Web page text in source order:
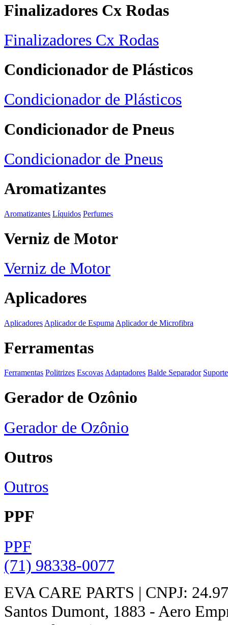
Finalizadores Cx Rodas
Finalizadores Cx Rodas
Condicionador de Plásticos
Condicionador de Plásticos
Condicionador de Pneus
Condicionador de Pneus
Aromatizantes
Aromatizantes Líquidos Perfumes
Verniz de Motor
Verniz de Motor
Aplicadores
Aplicadores Aplicador de Espuma Aplicador de Microfibra
Ferramentas
Ferramentas Politrizes Escovas Adaptadores Balde Separador
Gerador de Ozônio
Gerador de Ozônio
Outros
Outros
PPF
PPF
(71) 98338-0077
EVA CARE PARTS | CNPJ:
Santos Dumont, 1883 - Aero